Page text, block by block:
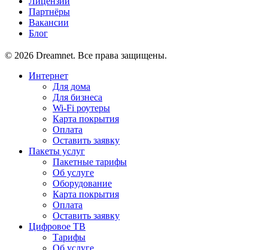
Партнёры
Вакансии
Блог
© 2026 Dreamnet. Все права защищены.
Интернет
Для дома
Для бизнеса
Wi-Fi роутеры
Карта покрытия
Оплата
Оставить заявку
Пакеты услуг
Пакетные тарифы
Об услуге
Оборудование
Карта покрытия
Оплата
Оставить заявку
Цифровое ТВ
Тарифы
Об услуге